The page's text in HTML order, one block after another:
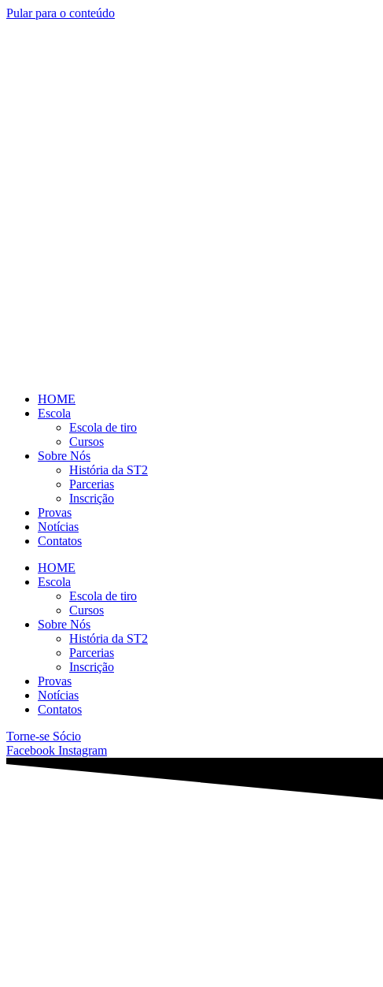
Pular para o conteúdo
HOME
Escola
Escola de tiro
Cursos
Sobre Nós
História da ST2
Parcerias
Inscrição
Provas
Notícias
Contatos
HOME
Escola
Escola de tiro
Cursos
Sobre Nós
História da ST2
Parcerias
Inscrição
Provas
Notícias
Contatos
Torne-se Sócio
Facebook Instagram